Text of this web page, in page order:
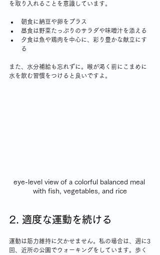
を取り入れることを意識しています。
朝食に納豆や卵をプラス
昼食は野菜たっぷりのサラダや味噌汁を添える
夕食は魚や鶏肉を中心に、彩り豊かな献立にす
る
また、水分補給も忘れずに。喉が渇く前にこまめに
水を飲む習慣をつけると良いですよ。
eye-level view of a colorful balanced meal
with fish, vegetables, and rice
2. 適度な運動を続ける
運動は筋力維持に欠かせません。私の場合は、週に3
回、近所の公園でウォーキングをしています。歩く